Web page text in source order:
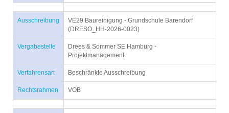
Ausschreibung
VE29 Baureinigung - Grundschule Barendorf
(DRESO_HH-2026-0023)
Vergabestelle
Drees & Sommer SE Hamburg -
Projektmanagement
Verfahrensart Beschränkte Ausschreibung
Rechtsrahmen VOB